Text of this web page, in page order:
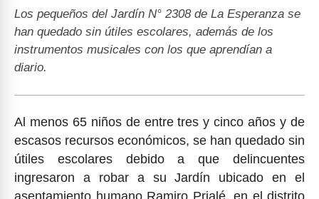
Los pequeños del Jardín N° 2308 de La Esperanza se
han quedado sin útiles escolares, además de los
instrumentos musicales con los que aprendían a
diario.
Al menos 65 niños de entre tres y cinco años y de
escasos recursos económicos, se han quedado sin
útiles escolares debido a que delincuentes
ingresaron a robar a su Jardín ubicado en el
asentamiento humano Ramiro Prialé, en el distrito